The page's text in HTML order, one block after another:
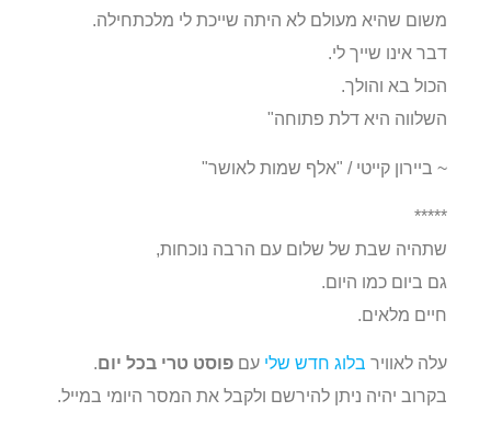
משום שהיא מעולם לא היתה שייכת לי מלכתחילה.
דבר אינו שייך לי.
הכול בא והולך.
השלווה היא דלת פתוחה"
~ ביירון קייטי / "אלף שמות לאושר"
*****
שתהיה שבת של שלום עם הרבה נוכחות,
גם ביום כמו היום.
חיים מלאים.
עלה לאוויר בלוג חדש שלי עם פוסט טרי בכל יום.
בקרוב יהיה ניתן להירשם ולקבל את המסר היומי במייל.